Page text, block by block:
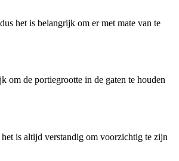
het is belangrijk om er met mate van te
om de portiegrootte in de gaten te houden
is altijd verstandig om voorzichtig te zijn